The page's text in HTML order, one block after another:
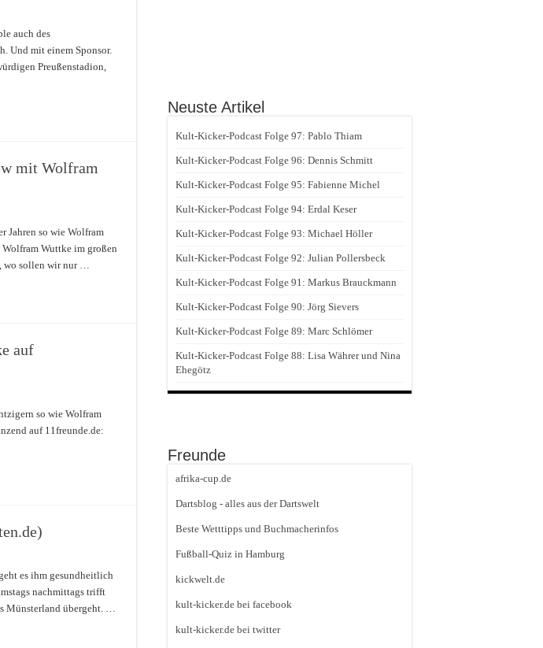
auch des
Und mit einem Sponsor.
Preußenstadion,
mit Wolfram
Jahren so wie Wolfram
Wuttke im großen
wo sollen wir nur …
auf
so wie Wolfram
auf 11freunde.de:
es ihm gesundheitlich
nachmittags trifft
Münsterland übergeht. …
Neuste Artikel
Kult-Kicker-Podcast Folge 97: Pablo Thiam
Kult-Kicker-Podcast Folge 96: Dennis Schmitt
Kult-Kicker-Podcast Folge 95: Fabienne Michel
Kult-Kicker-Podcast Folge 94: Erdal Keser
Kult-Kicker-Podcast Folge 93: Michael Höller
Kult-Kicker-Podcast Folge 92: Julian Pollersbeck
Kult-Kicker-Podcast Folge 91: Markus Brauckmann
Kult-Kicker-Podcast Folge 90: Jörg Sievers
Kult-Kicker-Podcast Folge 89: Marc Schlömer
Kult-Kicker-Podcast Folge 88: Lisa Währer und Nina
Ehegötz
Freunde
afrika-cup.de
Dartsblog - alles aus der Dartswelt
Beste Wetttipps und Buchmacherinfos
Fußball-Quiz in Hamburg
kickwelt.de
kult-kicker.de bei facebook
kult-kicker.de bei twitter